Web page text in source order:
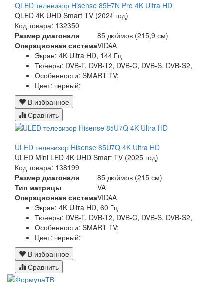
QLED телевизор Hisense 85E7N Pro 4K Ultra HD
QLED 4K UHD Smart TV (2024 год)
Код товара: 132350
Размер диагонали
85 дюймов (215,9 см)
Операционная системаVIDAA
Экран: 4K Ultra HD, 144 Гц
Тюнеры: DVB-T, DVB-T2, DVB-C, DVB-S, DVB-S2,
Особенности: SMART TV;
Цвет: черный;
В избранное
Сравнить
ULED телевизор Hisense 85U7Q 4K Ultra HD
ULED Mini LED 4K UHD Smart TV (2025 год)
Код товара: 138199
Размер диагонали
85 дюймов (215 см)
Тип матрицы
VA
Операционная системаVIDAA
Экран: 4K Ultra HD, 60 Гц
Тюнеры: DVB-T, DVB-T2, DVB-C, DVB-S, DVB-S2,
Особенности: SMART TV;
Цвет: черный;
В избранное
Сравнить